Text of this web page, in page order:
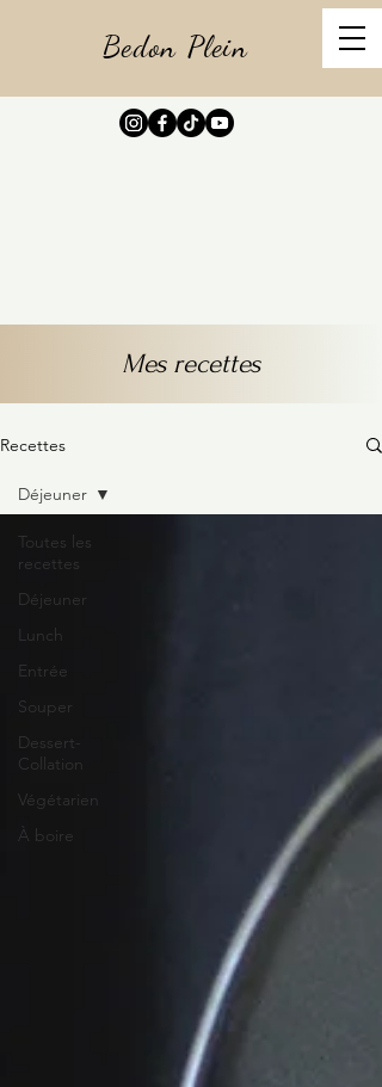
Bedon Plein
Mes recettes
Recettes
Toutes les
recettes
Déjeuner
Lunch
Entrée
Souper
Dessert-
Collation
Végétarien
À boire
Déjeuner